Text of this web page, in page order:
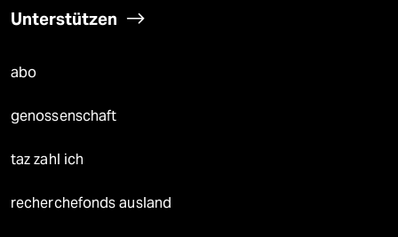
Unterstützen
abo
genossenschaft
taz zahl ich
recherchefonds ausland